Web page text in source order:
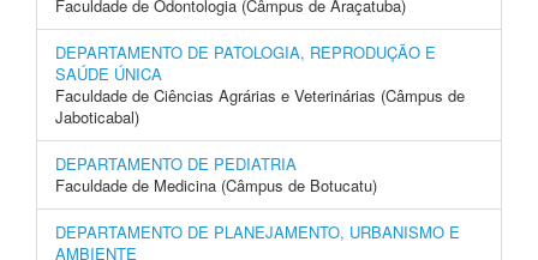
Faculdade de Odontologia (Câmpus de Araçatuba)
DEPARTAMENTO DE PATOLOGIA, REPRODUÇÃO E
SAÚDE ÚNICA
Faculdade de Ciências Agrárias e Veterinárias (Câmpus de
Jaboticabal)
DEPARTAMENTO DE PEDIATRIA
Faculdade de Medicina (Câmpus de Botucatu)
DEPARTAMENTO DE PLANEJAMENTO, URBANISMO E
AMBIENTE